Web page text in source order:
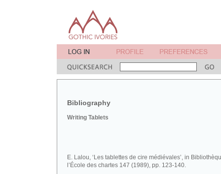
Bibliography
Writing Tablets
E. Lalou, ‘Les tablettes de cire médiévales’, in
l’École des chartes 147 (1989), pp. 123-140.